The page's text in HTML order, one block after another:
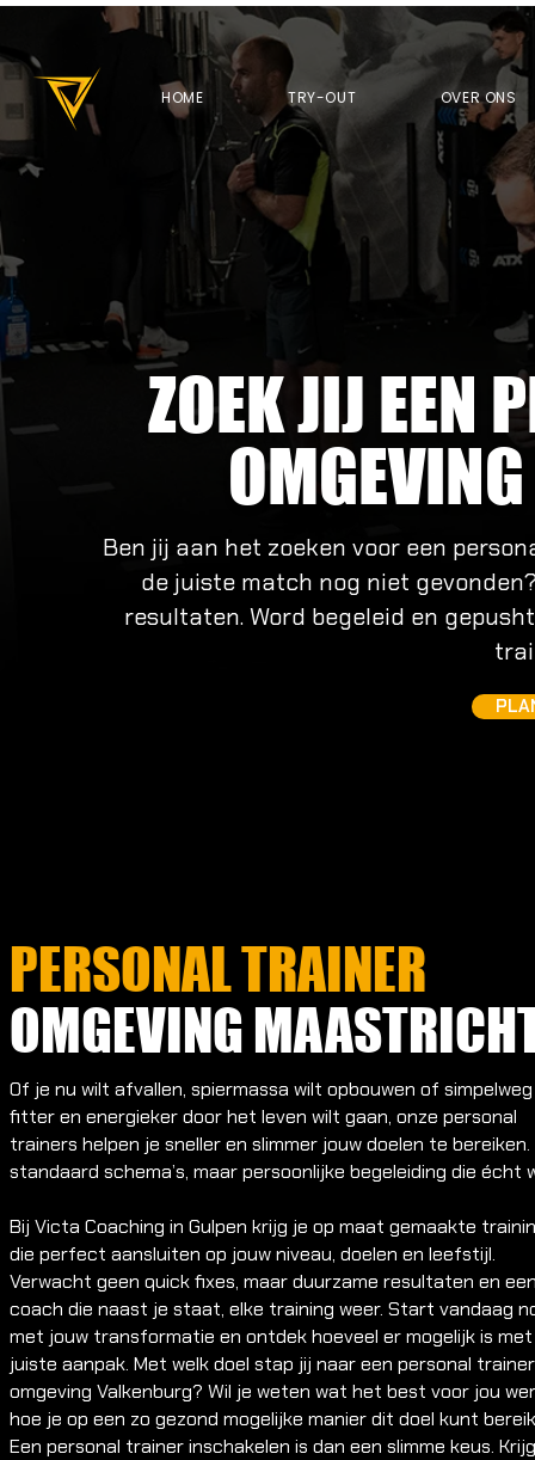
HOME TRY-OUT OVER ONS
ZOEK JIJ EEN
Ben jij aan het zoeken voor een
de juiste match nog niet
resultaten. Word begeleid en
PERSONAL TRAINER
OMGEVING
Of je nu wilt afvallen, spiermassa wilt opbouwen of simpelweg
fitter en energieker door het leven wilt gaan, onze personal
trainers helpen je sneller en slimmer jouw doelen te bereiken.
standaard schema’s, maar persoonlijke begeleiding die écht
Bij Victa Coaching in Gulpen krijg je op maat gemaakte
die perfect aansluiten op jouw niveau, doelen en leefstijl.
Verwacht geen quick fixes, maar duurzame resultaten en
coach die naast je staat, elke training weer. Start vandaag
met jouw transformatie en ontdek hoeveel er mogelijk is
juiste aanpak. Met welk doel stap jij naar een personal trainer
omgeving Valkenburg? Wil je weten wat het best voor jou
hoe je op een zo gezond mogelijke manier dit doel kunt
Een personal trainer inschakelen is dan een slimme keus. Krijg